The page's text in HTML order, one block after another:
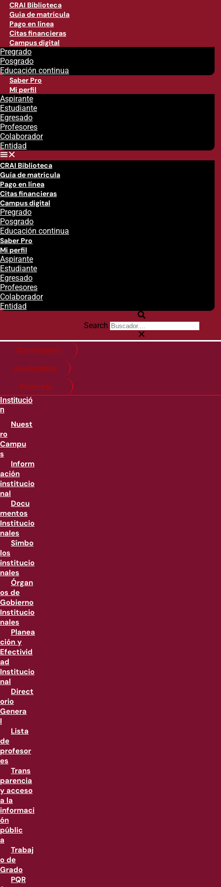
CRAI Biblioteca
Guía de matrícula
Pago en línea
Citas financieras
Campus digital
Pregrado
Posgrado
Educación continua
Saber Pro
Mi perfil
Aspirante
Estudiante
Egresado
Profesores
Colaborador
Entidad
CRAI Biblioteca
Guía de matrícula
Pago en línea
Citas financieras
Campus digital
Pregrado
Posgrado
Educación continua
Saber Pro
Mi perfil
Aspirante
Estudiante
Egresado
Profesores
Colaborador
Entidad
Search
Citas financieras
Guía de matricula
Pago en línea
Institució
n
Nuest
ro
Campu
s
Inform
ación
institucio
nal
Docu
mentos
Institucio
nales
Símbo
los
institucio
nales
Órgan
os de
Gobierno
Institucio
nales
Planea
ción y
Efectivid
ad
Institucio
nal
Direct
orio
Genera
l
Lista
de
profesor
es
Trans
parencia
y acceso
a la
informaci
ón
públic
a
Trabaj
o de
Grado
PQR